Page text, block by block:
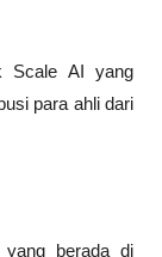
Scale AI yang
para ahli dari
yang berada di